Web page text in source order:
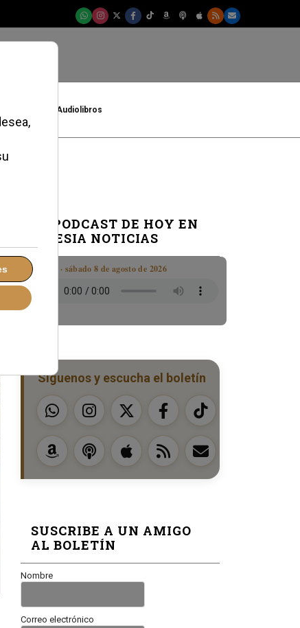
Audiolibros
EL PODCAST DE HOY EN
IGLESIA NOTICIAS
Boletín · sábado 8 de agosto de 2026
Síguenos y escucha el boletín
SUSCRIBE A UN AMIGO
AL BOLETÍN
Nombre
Correo electrónico